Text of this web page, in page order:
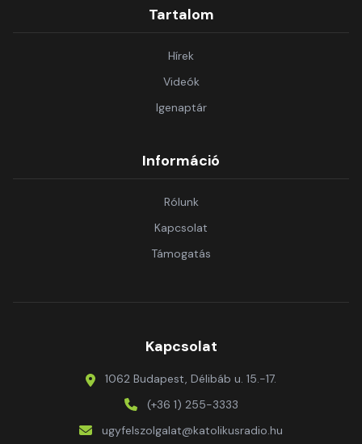
Tartalom
Hírek
Videók
Igenaptár
Információ
Rólunk
Kapcsolat
Támogatás
Kapcsolat
1062 Budapest, Délibáb u. 15.-17.
(+36 1) 255-3333
ugyfelszolgalat@katolikusradio.hu